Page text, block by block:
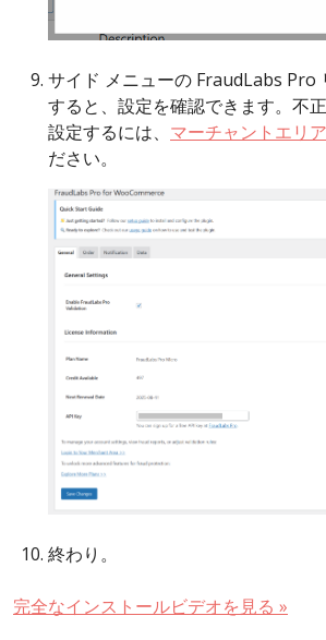
サイド メニューの FraudLabs Pro
すると、設定を確認できます。不
設定するには、 マーチャントエリ
ださい。
終わり。
完全なインストールビデオを見る »